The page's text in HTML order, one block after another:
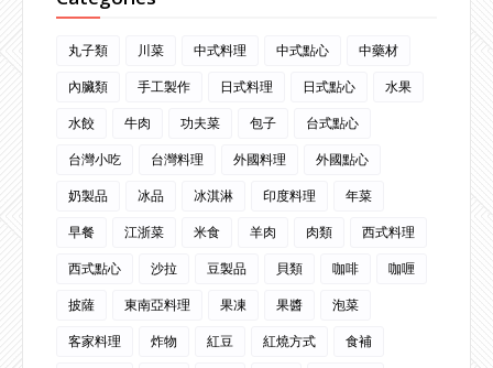
丸子類 川菜 中式料理 中式點心
中藥材
內臟類
手工製作 日式料理 日式點心
水果
水餃
牛肉 功夫菜 包子
台式點心
台灣小吃
台灣料理 外國料理
外國點心
奶製品
冰品 冰淇淋 印度料理
年菜
早餐
江浙菜 米食 羊肉 肉類
西式料理
西式點心
沙拉 豆製品 貝類 咖啡
咖喱
披薩
東南亞料理 果凍 果醬
泡菜
客家料理
炸物 紅豆 紅燒方式
食補